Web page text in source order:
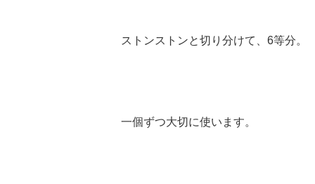
ストンストンと切り分けて、6等分。
一個ずつ大切に使います。